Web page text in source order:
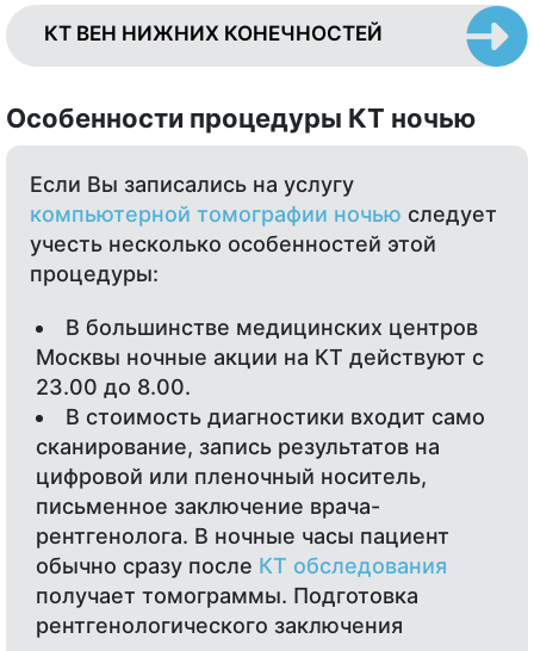
КТ ВЕН НИЖНИХ КОНЕЧНОСТЕЙ
Особенности процедуры КТ ночью
Если Вы записались на услугу
компьютерной томографии ночью следует
учесть несколько особенностей этой
процедуры:
В большинстве медицинских центров
Москвы ночные акции на КТ действуют с
23.00 до 8.00.
В стоимость диагностики входит само
сканирование, запись результатов на
цифровой или пленочный носитель,
письменное заключение врача-
рентгенолога. В ночные часы пациент
обычно сразу после КТ обследования
получает томограммы. Подготовка
рентгенологического заключения